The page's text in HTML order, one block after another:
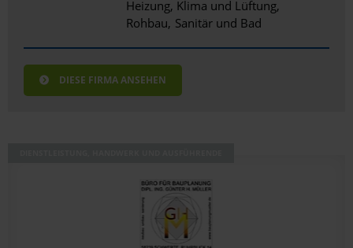
Heizung, Klima und Lüftung
Rohbau Sanitär und Bad
DIESE FIRMA ANSEHEN